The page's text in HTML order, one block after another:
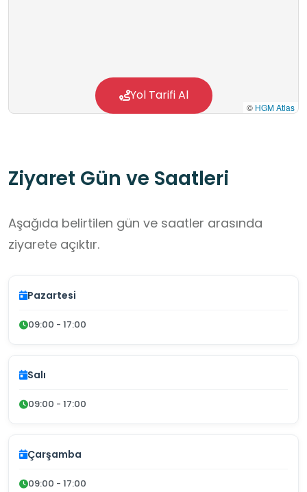
© HGM Atlas
Yol Tarifi Al
Ziyaret Gün ve Saatleri
Aşağıda belirtilen gün ve saatler arasında
ziyarete açıktır.
Pazartesi
09:00 - 17:00
Salı
09:00 - 17:00
Çarşamba
09:00 - 17:00